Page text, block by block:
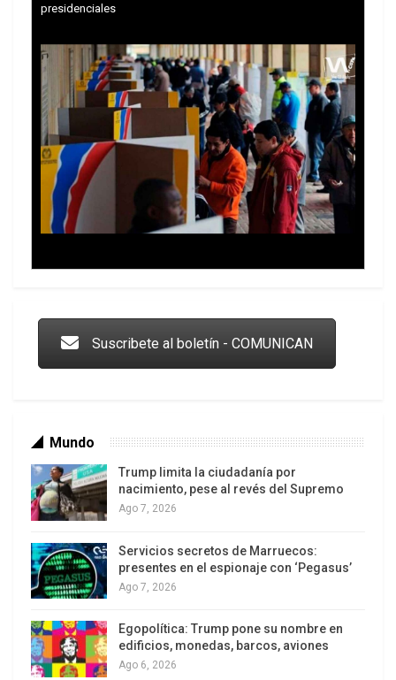
presidenciales
Los latinos le van dando la espalda a Trump
Suscribete al boletín - COMUNICAN
Mundo
Trump limita la ciudadanía por
nacimiento, pese al revés del Supremo
Ago 7, 2026
Servicios secretos de Marruecos:
presentes en el espionaje con ‘Pegasus’
Ago 7, 2026
Egopolítica: Trump pone su nombre en
edificios, monedas, barcos, aviones
Ago 6, 2026